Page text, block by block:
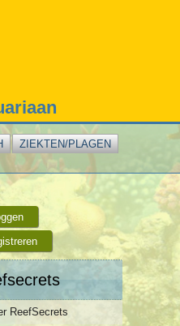
ZIEKTEN/PLAGEN
ReefSecrets